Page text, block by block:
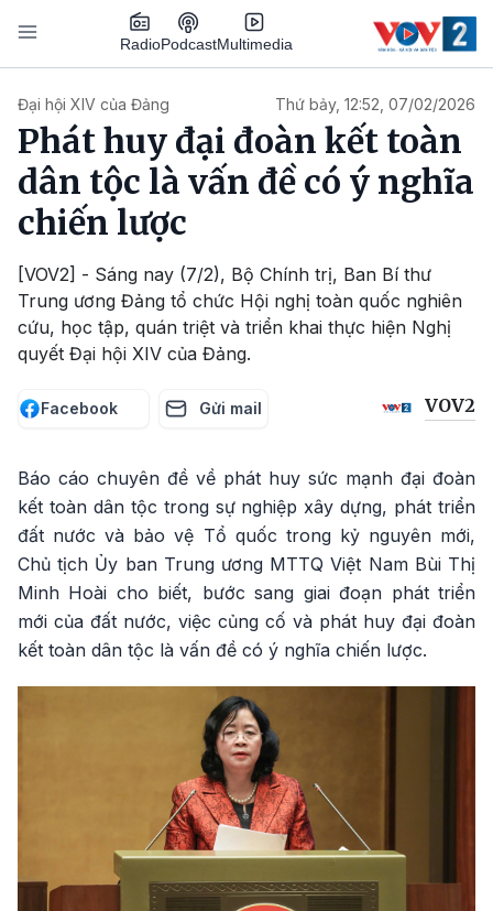
Nhảy đến nội dung
RadioPodcastMultimedia
Đại hội XIV của Đảng Thứ bảy, 12:52, 07/02/2026
Phát huy đại đoàn kết toàn
dân tộc là vấn đề có ý nghĩa
chiến lược
[VOV2] - Sáng nay (7/2), Bộ Chính trị, Ban Bí thư
Trung ương Đảng tổ chức Hội nghị toàn quốc nghiên
cứu, học tập, quán triệt và triển khai thực hiện Nghị
quyết Đại hội XIV của Đảng.
Facebook Gửi mail VOV2
Báo cáo chuyên đề về phát huy sức mạnh đại đoàn
kết toàn dân tộc trong sự nghiệp xây dựng, phát triển
đất nước và bảo vệ Tổ quốc trong kỷ nguyên mới,
Chủ tịch Ủy ban Trung ương MTTQ Việt Nam Bùi Thị
Minh Hoài cho biết, bước sang giai đoạn phát triển
mới của đất nước, việc củng cố và phát huy đại đoàn
kết toàn dân tộc là vấn đề có ý nghĩa chiến lược.